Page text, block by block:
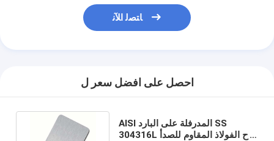
ﺎﺘﺼﻟ ﺍﻶﻧ
احصل على افضل سعر ل
AISI المدرفلة على البارد SS
304316L لوح الفولاذ المقاوم للصدأ